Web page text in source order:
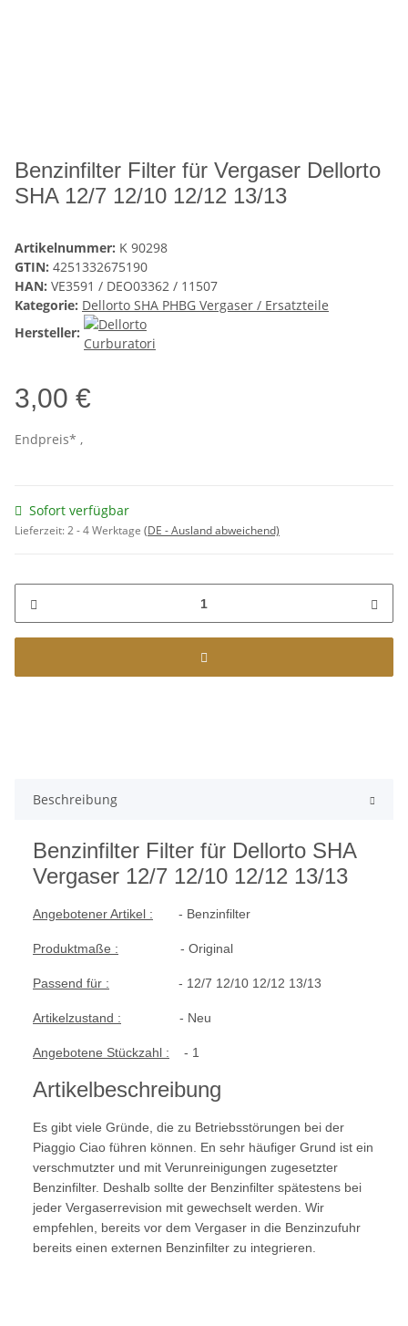
Benzinfilter Filter für Vergaser Dellorto
SHA 12/7 12/10 12/12 13/13
Artikelnummer: K 90298
GTIN: 4251332675190
HAN: VE3591 / DEO03362 / 11507
Kategorie: Dellorto SHA PHBG Vergaser / Ersatzteile
Hersteller:
3,00 €
Endpreis* ,
Sofort verfügbar
Lieferzeit:2 - 4 Werktage (DE - Ausland abweichend)
Beschreibung
Benzinfilter Filter für Dellorto SHA
Vergaser 12/7 12/10 12/12 13/13
Angebotener Artikel : - Benzinfilter
Produktmaße : - Original
Passend für : - 12/7 12/10 12/12 13/13
Artikelzustand : - Neu
Angebotene Stückzahl : - 1
Artikelbeschreibung
Es gibt viele Gründe, die zu Betriebsstörungen bei der
Piaggio Ciao führen können. En sehr häufiger Grund ist ein
verschmutzter und mit Verunreinigungen zugesetzter
Benzinfilter. Deshalb sollte der Benzinfilter spätestens bei
jeder Vergaserrevision mit gewechselt werden. Wir
empfehlen, bereits vor dem Vergaser in die Benzinzufuhr
bereits einen externen Benzinfilter zu integrieren.